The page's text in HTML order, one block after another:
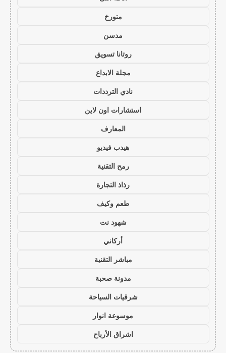
متورخ
مدسن
روتانا تسويق
مجلة الابداع
نادي الترددات
استشارات اون لاين
المعارف
هيدب فيديو
رمح التقنية
رذاذ التجارة
طعم وكيف
شهود نت
أركاني
مباشر التقنية
مدونة صحبة
شرقيات السياحة
موسوعة انوار
اشراق الأرباح